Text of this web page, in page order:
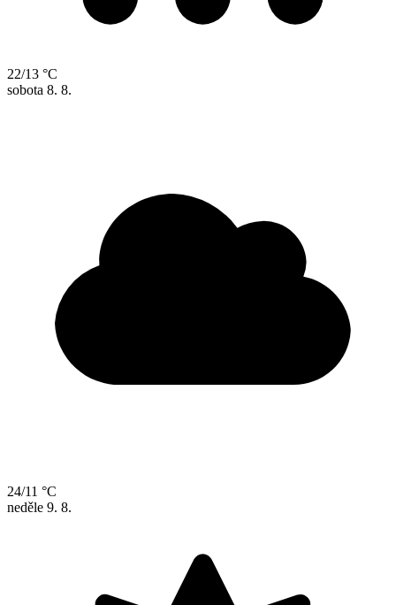
22/13 °C
sobota 8. 8.
24/11 °C
neděle 9. 8.